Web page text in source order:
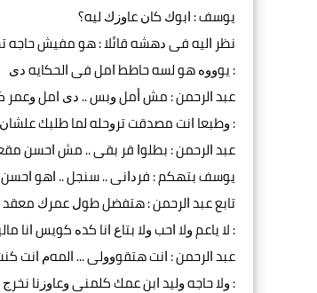
ﻳﻮﺳﻒ : ﺍﺑﻮﻙ ﻛﺎﻥ ﻋﺎﻭﺯﻙ ﻟﻴﻪ؟
ﻧﻈﺮ ﺍﻟﻴﻪ ﻓﻰ ﺩﻫﺸﻪ ﻗﺎﺋﻼ : ﻫﻮ ﻣﻔﻴﺶ ﺣﺎﺟﻪ
: ﻳﻮﻭﻭﻩ ﻫﻮ ﻟﺴﻪ ﺣﺎﻃﻂ ﺍﻣﻞ ﻓﻰ ﺍﻟﺤﻜﺎﻳﻪ ﺩﻯ
ﻋﺒﺪ ﺍﻟﺮﺣﻤﻦ : ﻣﺶ ﺃﻣﻞ ﻭﺑﺲ .. ﺩﻯ ﺍﻣﻞ ﻭﻋﻤﺮ
: ﻭﻃﺒﻌﺎ ﺍﻧﺖ ﻣﺼﺪﻗﺖ ﺗﺮﻭﺣﻠﻪ ﻟﻤﺎ ﻃﻠﺒﻚ
ﻋﺒﺪ ﺍﻟﺮﺣﻤﻦ : ﺑﻄﻠﻮﺍ ﻗﺮ ﺑﻘﻰ .. ﻣﺶ ﺍﺣﺴﻦ
ﻳﻮﺳﻒ ﺑﺘﻬﻜﻢ : ﻓﺮﺩﺍﻧﻰ .. ﺳﻨﺠﻞ .. ﺍﻫﻮ
ﺗﺎﺑﻊ ﻋﺒﺪ ﺍﻟﺮﺣﻤﻦ : ﻫﺘﻔﻀﻞ ﻃﻮﻝ ﻋﻤﺮﻙ
: ﻻ ﻳﺎﻋﻢ ﻭﻻ ﺍﺣﺐ ﻭﻻ ﺑﺘﺎﻉ ﺍﻧﺎ ﻛﺪﻩ ﻛﻮﻳﺲ ﺍﻧﺎ
ﻋﺒﺪ ﺍﻟﺮﺣﻤﻦ : ﺍﻧﺖ ﻫﺘﻘﻮﻭﻭﻟﻰ ... ﺍﻟﻤﻪﻡ ﺍﻧﺖ
: ﻭﻻ ﺣﺎﺟﻪ ﻭﻟﻴﺪ ﺍﺑﻦ ﻋﻤﻚ ﻛﻠﻤﻨﻰ ﻭﻋﺎﻭﺯﻧﺎ